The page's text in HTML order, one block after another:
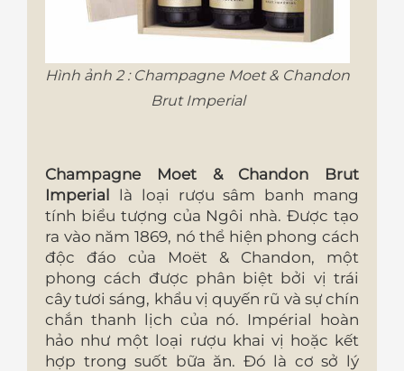
Hình ảnh 2 : Champagne Moet & Chandon
Brut Imperial
Champagne Moet & Chandon Brut
Imperial là loại rượu sâm banh mang
tính biểu tượng của Ngôi nhà. Được tạo
ra vào năm 1869, nó thể hiện phong cách
độc đáo của Moët & Chandon, một
phong cách được phân biệt bởi vị trái
cây tươi sáng, khẩu vị quyến rũ và sự chín
chắn thanh lịch của nó. Impérial hoàn
hảo như một loại rượu khai vị hoặc kết
hợp trong suốt bữa ăn. Đó là cơ sở lý